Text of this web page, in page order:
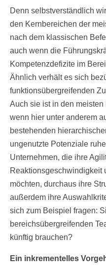
Denn selbstverständlich
den Kernbereichen der
nach dem klassischen
auch wenn die
Kompetenzdefizite im
Ähnlich verhält es sich
funktionsübergreifenden
Auch sie ist in den
wenn hier unter anderem
bestehenden
ungenutzte Potenziale
Unternehmen, die ihre
Reaktionsgeschwindigkeit
möchten, durchaus ihre
außerdem ihre
sich zum Beispiel fragen:
bereichsübergreifenden
künftig brauchen?
Ein inkrementelles